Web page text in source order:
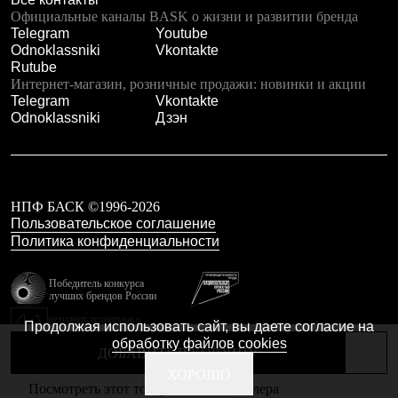
Чуни
Уход за обувью
Аксессуары
Головные уборы
Шапки
Балаклавы и маски
Кепки и бейсболки
Шарфы
Перчатки
Рукавицы
Носки
Полезные аксессуары
Брелки
Ремни
Шевроны
Опушки
Термоковрики
Уход за одеждой
В Арктику
Коллекции
ДОБАВИТЬ В КОРЗИНУ
Посмотреть этот товар в каталоге дилера
Официальные каналы BASK о жизни и развитии бренда
Telegram
Youtube
Odnoklassniki
Vkontakte
Rutube
Интернет-магазин, розничные продажи: новинки и акции
Telegram
Vkontakte
Odnoklassniki
Дзэн
НПФ БАСК ©1996-2026
Пользовательское соглашение
Политика конфиденциальности
Победитель конкурса
лучших брендов России
Калибр
Сделано в Braind
Продолжая использовать сайт, вы даете согласие на
обработку файлов cookies